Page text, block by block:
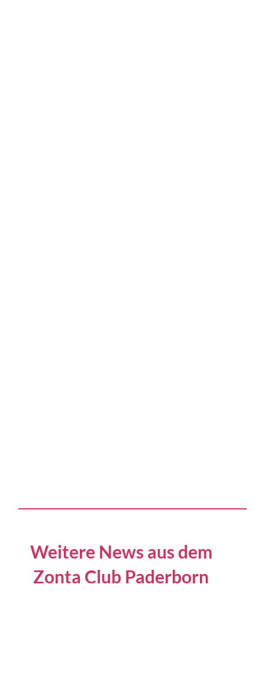
Weitere News aus dem
Zonta Club Paderborn